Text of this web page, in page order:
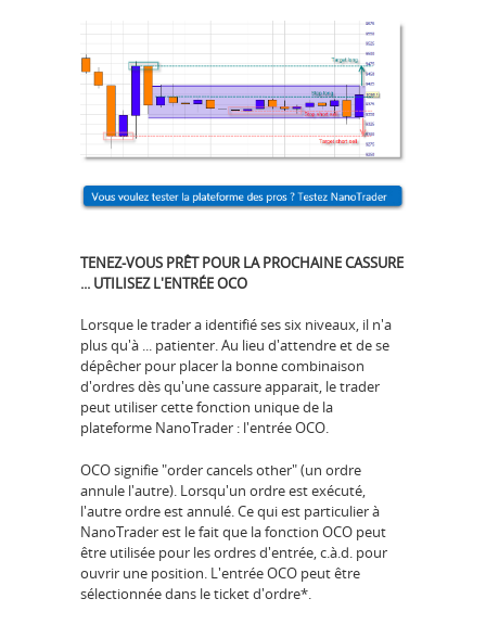
TENEZ-VOUS PRÊT POUR LA PROCHAINE CASSURE
... UTILISEZ L'ENTRÉE OCO
Lorsque le trader a identifié ses six niveaux, il n'a
plus qu'à ... patienter. Au lieu d'attendre et de se
dépêcher pour placer la bonne combinaison
d'ordres dès qu'une cassure apparait, le trader
peut utiliser cette fonction unique de la
plateforme NanoTrader : l'entrée OCO.
OCO signifie "order cancels other" (un ordre
annule l'autre). Lorsqu'un ordre est exécuté,
l'autre ordre est annulé. Ce qui est particulier à
NanoTrader est le fait que la fonction OCO peut
être utilisée pour les ordres d'entrée, c.à.d. pour
ouvrir une position. L'entrée OCO peut être
sélectionnée dans le ticket d'ordre*.